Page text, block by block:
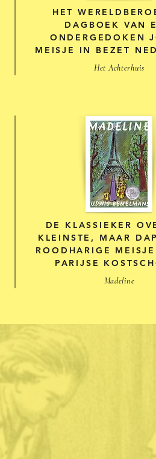
HET
DAGBOEK VAN
ONDERGEDOKEN
MEISJE IN BEZET
Het Achterhuis
DE KLASSIEKER
KLEINSTE, MAAR
ROODHARIGE
PARIJSE
Madeline